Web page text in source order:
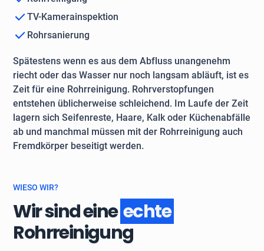
TV-Kamerainspektion
Rohrsanierung
Spätestens wenn es aus dem Abfluss unangenehm
riecht oder das Wasser nur noch langsam abläuft, ist es
Zeit für eine Rohrreinigung. Rohrverstopfungen
entstehen üblicherweise schleichend. Im Laufe der Zeit
lagern sich Seifenreste, Haare, Kalk oder Küchenabfälle
ab und manchmal müssen mit der Rohrreinigung auch
Fremdkörper beseitigt werden.
WIESO WIR?
Wir sind eineechte
Rohrreinigung